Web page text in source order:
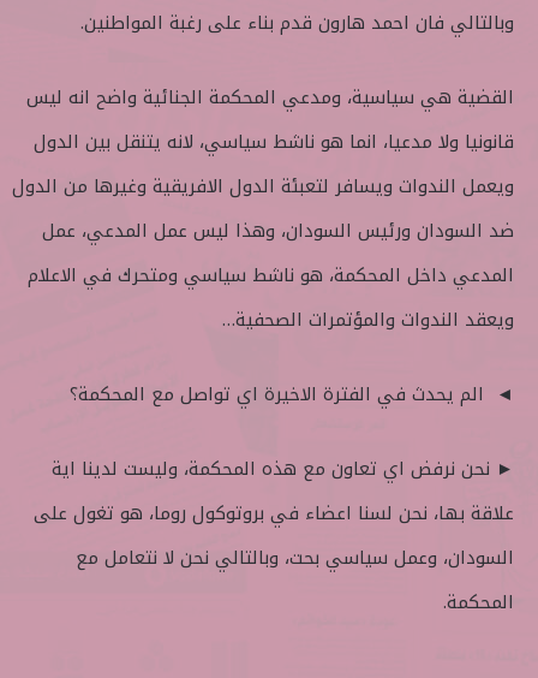
وبالتالي فان احمد هارون قدم بناء على رغبة المواطنين.
القضية هي سياسية، ومدعي المحكمة الجنائية واضح انه ليس
قانونيا ولا مدعيا، انما هو ناشط سياسي، لانه يتنقل بين الدول
ويعمل الندوات ويسافر لتعبئة الدول الافريقية وغيرها من الدول
ضد السودان ورئيس السودان، وهذا ليس عمل المدعي، عمل
المدعي داخل المحكمة، هو ناشط سياسي ومتحرك في الاعلام
ويعقد الندوات والمؤتمرات الصحفية…
◄ الم يحدث في الفترة الاخيرة اي تواصل مع المحكمة؟
► نحن نرفض اي تعاون مع هذه المحكمة، وليست لدينا اية
علاقة بها، نحن لسنا اعضاء في بروتوكول روما، هو تغول على
السودان، وعمل سياسي بحت، وبالتالي نحن لا نتعامل مع
المحكمة.